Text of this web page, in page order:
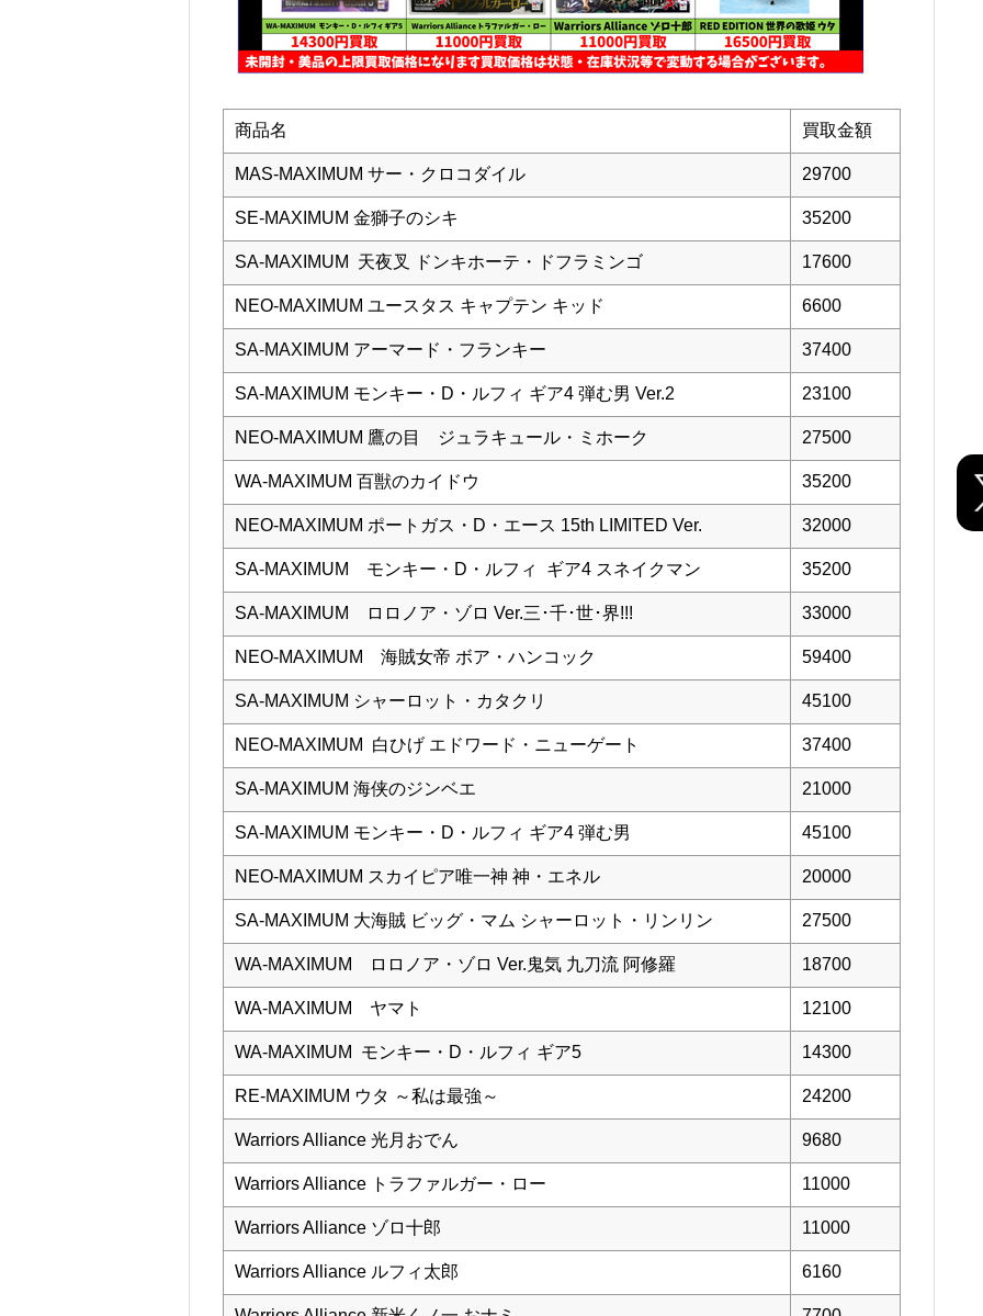
商品名 買取金額
MAS-MAXIMUM サー・クロコダイル 29700
SE-MAXIMUM 金獅子のシキ 35200
SA-MAXIMUM 天夜叉 ドンキホーテ・ドフラミンゴ 17600
NEO-MAXIMUM ユースタス キャプテン キッド 6600
SA-MAXIMUM アーマード・フランキー 37400
SA-MAXIMUM モンキー・D・ルフィ ギア4 弾む男 Ver.2 23100
NEO-MAXIMUM 鷹の目 ジュラキュール・ミホーク 27500
WA-MAXIMUM 百獣のカイドウ 35200
NEO-MAXIMUM ポートガス・D・エース 15th LIMITED Ver. 32000
SA-MAXIMUM モンキー・D・ルフィ ギア4 スネイクマン 35200
SA-MAXIMUM ロロノア・ゾロ Ver.三･千･世･界!!! 33000
NEO-MAXIMUM 海賊女帝 ボア・ハンコック 59400
SA-MAXIMUM シャーロット・カタクリ 45100
NEO-MAXIMUM 白ひげ エドワード・ニューゲート 37400
SA-MAXIMUM 海侠のジンベエ 21000
SA-MAXIMUM モンキー・D・ルフィ ギア4 弾む男 45100
NEO-MAXIMUM スカイピア唯一神 神・エネル 20000
SA-MAXIMUM 大海賊 ビッグ・マム シャーロット・リンリン 27500
WA-MAXIMUM ロロノア・ゾロ Ver.鬼気 九刀流 阿修羅 18700
WA-MAXIMUM ヤマト 12100
WA-MAXIMUM モンキー・D・ルフィ ギア5 14300
RE-MAXIMUM ウタ ～私は最強～ 24200
Warriors Alliance 光月おでん 9680
Warriors Alliance トラファルガー・ロー 11000
Warriors Alliance ゾロ十郎 11000
Warriors Alliance ルフィ太郎 6160